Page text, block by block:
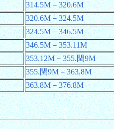
314.5M－320.6M
320.6M－324.5M
324.5M－346.5M
346.5M－353.11M
353.12M－355.閏9M
355.閏9M－363.8M
363.8M－376.8M